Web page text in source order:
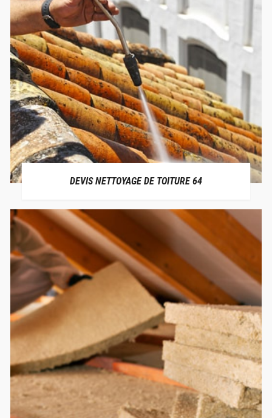
DEVIS NETTOYAGE DE TOITURE 64